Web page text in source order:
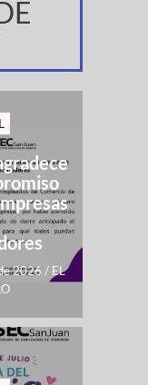
2026 / EL